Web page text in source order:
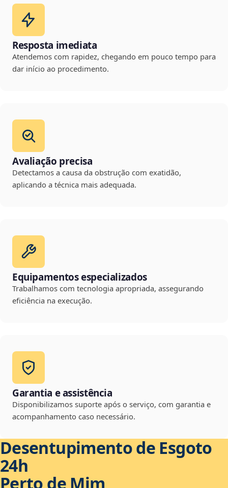
Resposta imediata
Atendemos com rapidez, chegando em pouco tempo para
dar início ao procedimento.
Avaliação precisa
Detectamos a causa da obstrução com exatidão,
aplicando a técnica mais adequada.
Equipamentos especializados
Trabalhamos com tecnologia apropriada, assegurando
eficiência na execução.
Garantia e assistência
Disponibilizamos suporte após o serviço, com garantia e
acompanhamento caso necessário.
Desentupimento de Esgoto
24h
Perto de Mim